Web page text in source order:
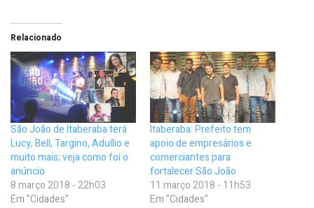
Relacionado
São João de Itaberaba terá
Lucy, Bell, Targino, Aduílio e
muito mais; veja como foi o
anúncio
8 março 2018 - 22h03
Em "Cidades"
Itaberaba: Prefeito tem
apoio de empresários e
comerciantes para
fortalecer São João
11 março 2018 - 11h53
Em "Cidades"